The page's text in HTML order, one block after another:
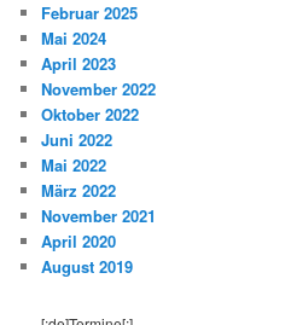
n
Februar 2025
Mai 2024
April 2023
November 2022
Oktober 2022
Juni 2022
Mai 2022
März 2022
November 2021
April 2020
August 2019